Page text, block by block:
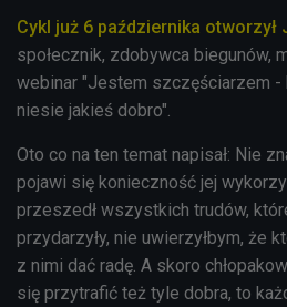
Cykl już 6 października otworzył
społecznik, zdobywca biegunów,
webinar "Jestem szczęściarzem -
niesie jakieś dobro".
Oto co na ten temat napisał: Nie
pojawi się konieczność jej
przeszedł wszystkich trudów,
przydarzyły, nie uwierzyłbym, że
z nimi dać radę. A skoro
się przytrafić też tyle dobra, to